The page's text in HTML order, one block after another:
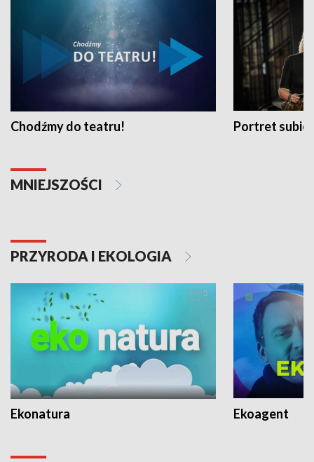
Chodźmy do teatru! Portret
MNIEJSZOŚCI
PRZYRODA I EKOLOGIA
Ekonatura Ekoagent